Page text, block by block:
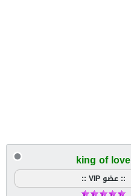
king of love
:: عضو VIP ::